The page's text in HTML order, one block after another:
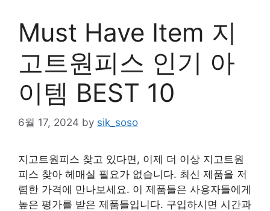
Must Have Item 지
고트원피스 인기 아
이템 BEST 10
6월 17, 2024 by sik_soso
지고트원피스 찾고 있다면, 이제 더 이상 지고트원
피스 찾아 헤매실 필요가 없습니다. 최신 제품을 저
렴한 가격에 만나보세요. 이 제품들은 사용자들에게
높은 평가를 받은 제품들입니다. 구입하시면 시간과